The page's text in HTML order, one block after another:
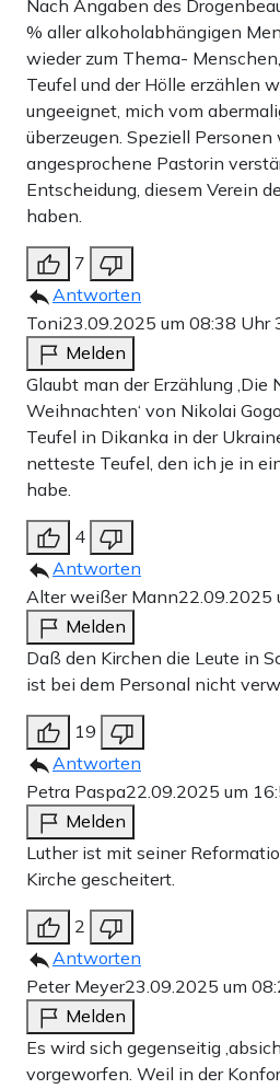
Nach Angaben des
% aller alkoholabhängigen
wieder zum Thema-
Teufel und der Hölle erzählen
ungeeignet, mich vom
überzeugen. Speziell Personen
angesprochene Pastorin
Entscheidung, diesem Verein
haben.
7
Antworten
Toni23.09.2025 um 08:38 Uhr
Melden
Glaubt man der Erzählung ‚Die
Weihnachten‘ von Nikolai
Teufel in Dikanka in der
netteste Teufel, den ich je in
habe.
4
Antworten
Alter weißer Mann22.09.2025
Melden
Daß den Kirchen die Leute in
ist bei dem Personal nicht
19
Antworten
Petra Paspa22.09.2025 um
Melden
Luther ist mit seiner
Kirche gescheitert.
2
Antworten
Peter Meyer23.09.2025 um
Melden
Es wird sich gegenseitig
vorgeworfen. Weil in der